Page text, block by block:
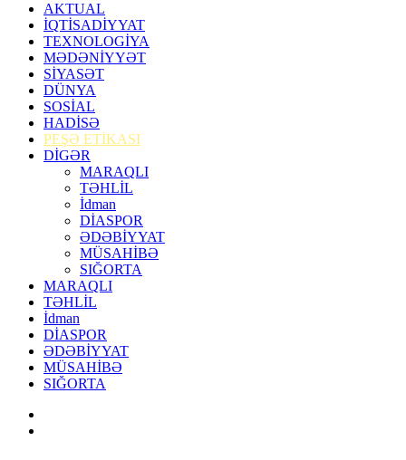
AKTUAL
İQTİSADİYYAT
TEXNOLOGİYA
MƏDƏNİYYƏT
SİYASƏT
DÜNYA
SOSİAL
HADİSƏ
PEŞƏ ETİKASI
DİGƏR
MARAQLI
TƏHLİL
İdman
DİASPOR
ƏDƏBİYYAT
MÜSAHİBƏ
SIĞORTA
MARAQLI
TƏHLİL
İdman
DİASPOR
ƏDƏBİYYAT
MÜSAHİBƏ
SIĞORTA